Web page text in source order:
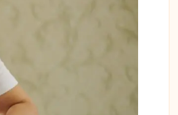
une meilleure accessibilité